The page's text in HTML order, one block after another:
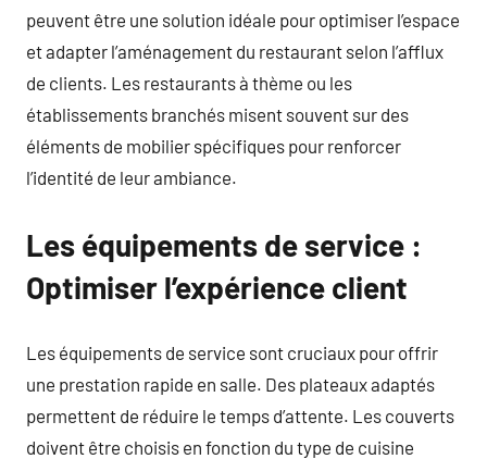
peuvent être une solution idéale pour optimiser l’espace
et adapter l’aménagement du restaurant selon l’afflux
de clients. Les restaurants à thème ou les
établissements branchés misent souvent sur des
éléments de mobilier spécifiques pour renforcer
l’identité de leur ambiance.
Les équipements de service :
Optimiser l’expérience client
Les équipements de service sont cruciaux pour offrir
une prestation rapide en salle. Des plateaux adaptés
permettent de réduire le temps d’attente. Les couverts
doivent être choisis en fonction du type de cuisine